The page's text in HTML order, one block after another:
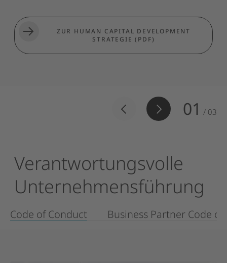
ZUR HUMAN CAPITAL DEVELOPMENT
STRATEGIE (PDF)
01 / 03
Verantwortungsvolle
Unternehmensführung
Code of Conduct Business Partner Code